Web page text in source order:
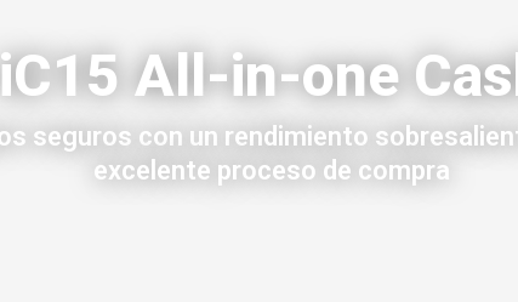
All-in-one
seguros con un rendimiento
excelente proceso de compra